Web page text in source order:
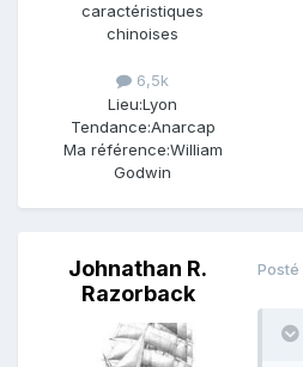
caractéristiques
chinoises
6,5k
Lieu:Lyon
Tendance:Anarcap
Ma référence:William
Godwin
Johnathan R.
Razorback
Posté